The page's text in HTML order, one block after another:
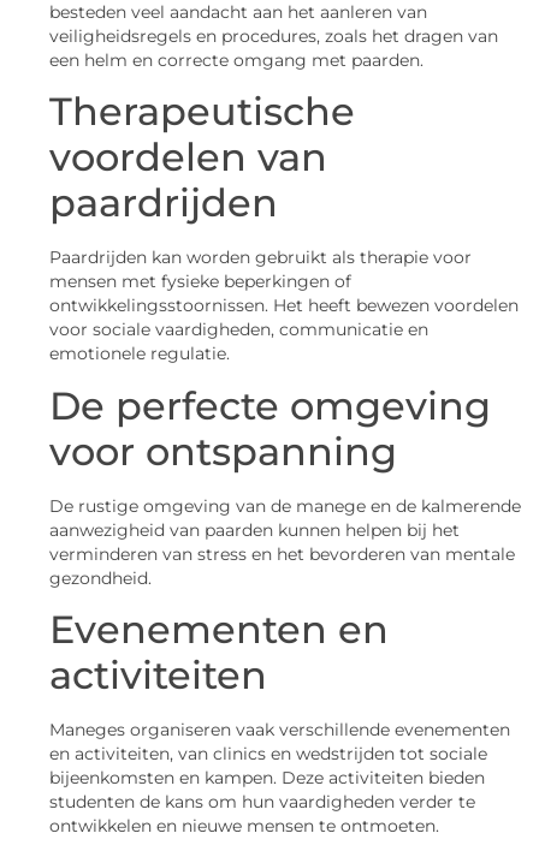
besteden veel aandacht aan het aanleren van
veiligheidsregels en procedures, zoals het dragen van
een helm en correcte omgang met paarden.
Therapeutische
voordelen van
paardrijden
Paardrijden kan worden gebruikt als therapie voor
mensen met fysieke beperkingen of
ontwikkelingsstoornissen. Het heeft bewezen voordelen
voor sociale vaardigheden, communicatie en
emotionele regulatie.
De perfecte omgeving
voor ontspanning
De rustige omgeving van de manege en de kalmerende
aanwezigheid van paarden kunnen helpen bij het
verminderen van stress en het bevorderen van mentale
gezondheid.
Evenementen en
activiteiten
Maneges organiseren vaak verschillende evenementen
en activiteiten, van clinics en wedstrijden tot sociale
bijeenkomsten en kampen. Deze activiteiten bieden
studenten de kans om hun vaardigheden verder te
ontwikkelen en nieuwe mensen te ontmoeten.